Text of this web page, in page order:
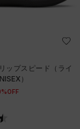
ップスピード（ライ
）